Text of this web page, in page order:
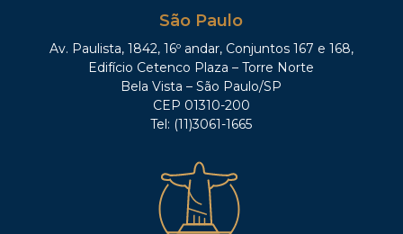
São Paulo
Av. Paulista, 1842, 16º andar, Conjuntos 167 e 168,
Edifício Cetenco Plaza – Torre Norte
Bela Vista – São Paulo/SP
CEP 01310-200
Tel: (11)3061-1665